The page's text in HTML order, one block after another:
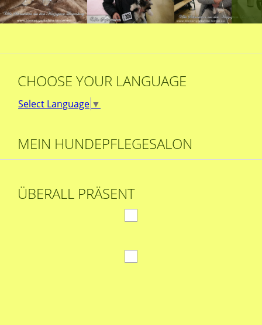
CHOOSE YOUR LANGUAGE
Select Language ▼
MEIN HUNDEPFLEGESALON
ÜBERALL PRÄSENT